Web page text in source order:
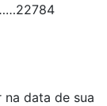
22784
na data de sua